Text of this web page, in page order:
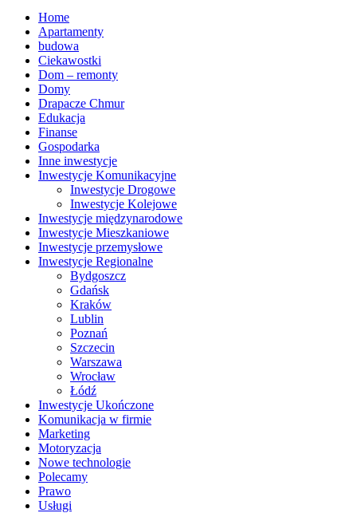
Home
Apartamenty
budowa
Ciekawostki
Dom – remonty
Domy
Drapacze Chmur
Edukacja
Finanse
Gospodarka
Inne inwestycje
Inwestycje Komunikacyjne
Inwestycje Drogowe
Inwestycje Kolejowe
Inwestycje międzynarodowe
Inwestycje Mieszkaniowe
Inwestycje przemysłowe
Inwestycje Regionalne
Bydgoszcz
Gdańsk
Kraków
Lublin
Poznań
Szczecin
Warszawa
Wrocław
Łódź
Inwestycje Ukończone
Komunikacja w firmie
Marketing
Motoryzacja
Nowe technologie
Polecamy
Prawo
Usługi